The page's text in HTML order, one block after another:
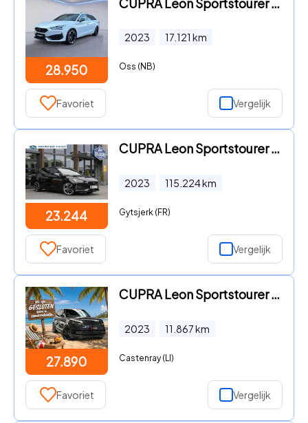
28.950
2023 17.121 km
Oss (NB)
Favoriet Vergelijk
23.244
CUPRA Leon Sportstourer - 1.4 PHEV Essential|Stuurverwarming|Camera|
2023 115.224km
Gytsjerk (FR)
Favoriet Vergelijk
27.890
CUPRA Leon Sportstourer - 1.4 e-Hybrid VZ CarPlay
2023 11.867km
Castenray (LI)
Favoriet Vergelijk